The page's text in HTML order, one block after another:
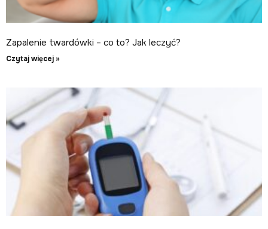
Zapalenie twardówki – co to? Jak leczyć?
Czytaj więcej »